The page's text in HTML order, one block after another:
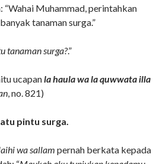
“Wahai Muhammad, perintahkan
tanaman surga.”
tanaman surga?.”
ucapanla haula wa la quwwata illa
, no. 821)
pintu surga.
wa sallam pernah berkata kepada